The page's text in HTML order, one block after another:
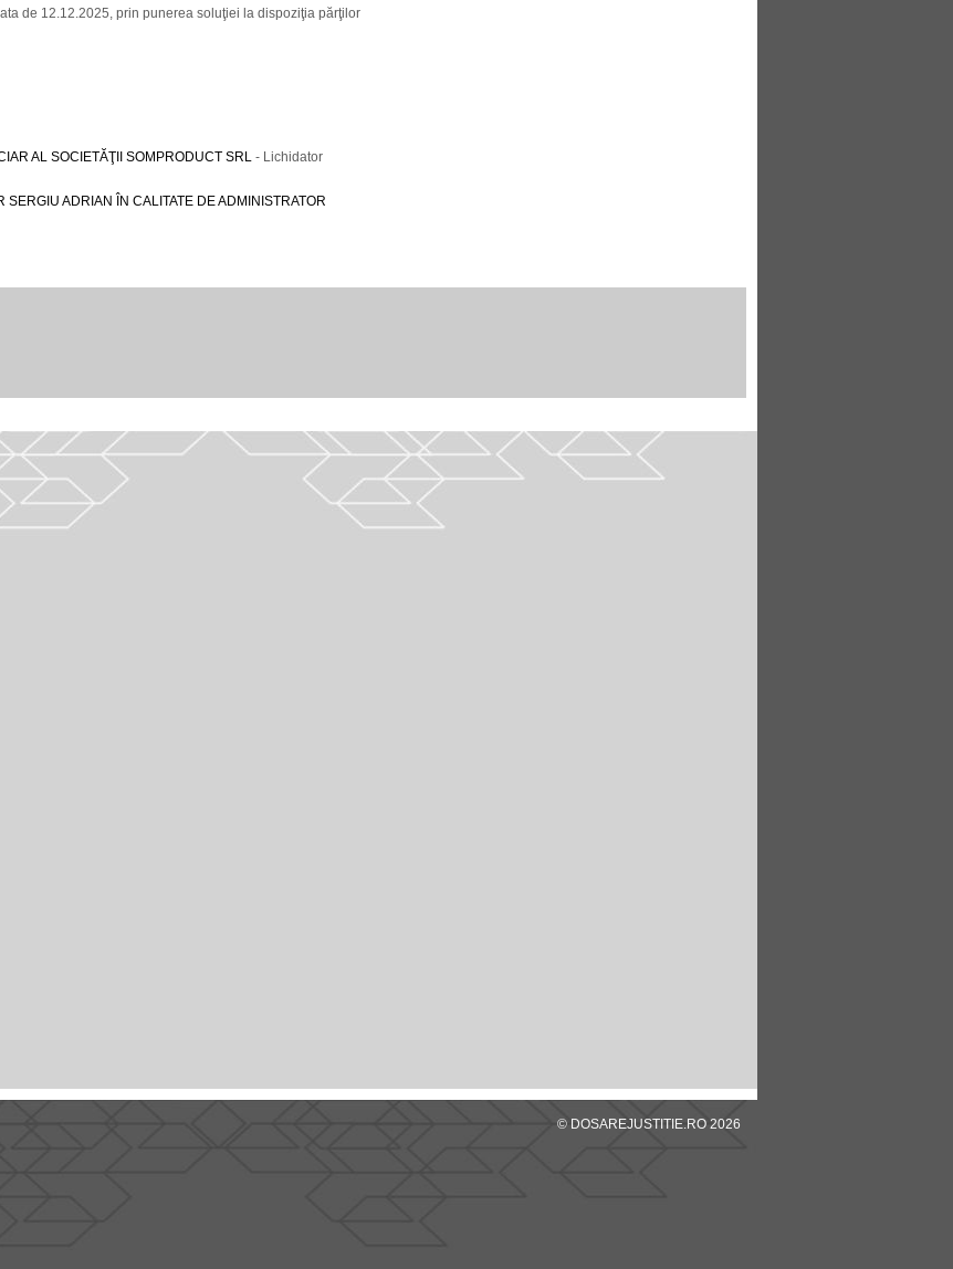
de 12.12.2025, prin punerea soluţiei la dispoziţia părţilor
AL SOCIETĂŢII SOMPRODUCT SRL - Lichidator
ADRIAN ÎN CALITATE DE ADMINISTRATOR
© DOSAREJUSTITIE.RO 2026